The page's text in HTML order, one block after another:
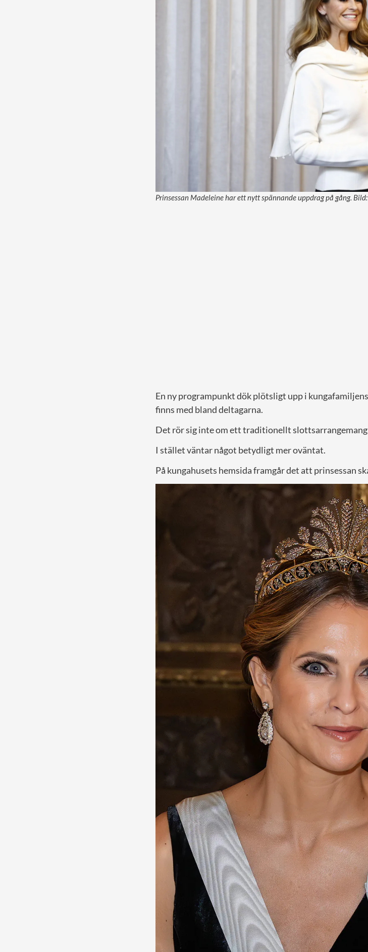
Prinsessan Madeleine har ett nytt spännande uppdrag på gång.
En ny programpunkt dök plötsligt upp i
finns med bland deltagarna.
Det rör sig inte om ett traditionellt
I stället väntar något betydligt mer oväntat.
På kungahusets hemsida framgår det att prinsessan